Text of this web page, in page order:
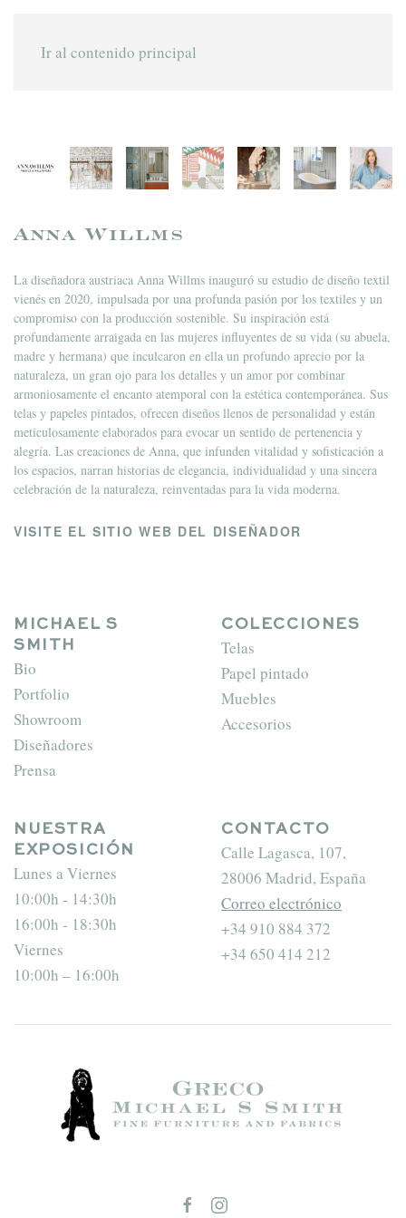
Ir al contenido principal
Anna Willms
La diseñadora austriaca Anna Willms inauguró su estudio de diseño textil
vienés en 2020, impulsada por una profunda pasión por los textiles y un
compromiso con la producción sostenible. Su inspiración está
profundamente arraigada en las mujeres influyentes de su vida (su abuela,
madre y hermana) que inculcaron en ella un profundo aprecio por la
naturaleza, un gran ojo para los detalles y un amor por combinar
armoniosamente el encanto atemporal con la estética contemporánea. Sus
telas y papeles pintados, ofrecen diseños llenos de personalidad y están
meticulosamente elaborados para evocar un sentido de pertenencia y
alegría. Las creaciones de Anna, que infunden vitalidad y sofisticación a
los espacios, narran historias de elegancia, individualidad y una sincera
celebración de la naturaleza, reinventadas para la vida moderna.
VISITE EL SITIO WEB DEL DISEÑADOR
MICHAEL S
SMITH
Bio
Portfolio
Showroom
Diseñadores
Prensa
COLECCIONES
Telas
Papel pintado
Muebles
Accesorios
NUESTRA
EXPOSICIÓN
Lunes a Viernes
10:00h - 14:30h
16:00h - 18:30h
Viernes
10:00h – 16:00h
CONTACTO
Calle Lagasca, 107,
28006 Madrid, España
Correo electrónico
+34 910 884 372
+34 650 414 212